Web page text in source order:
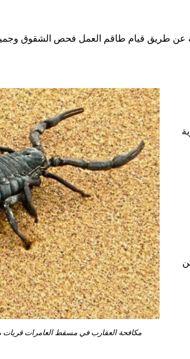
عن طريق قيام طاقم العمل فحص الشقوق
مكافحة العقارب في مسقط العامرات